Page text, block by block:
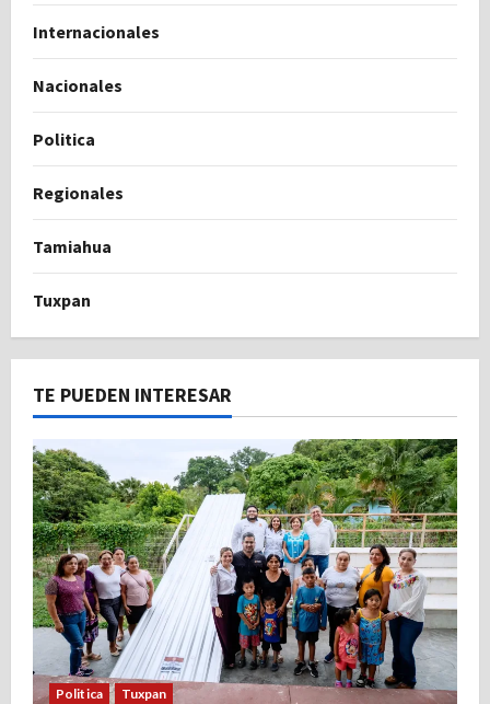
Internacionales
Nacionales
Politica
Regionales
Tamiahua
Tuxpan
TE PUEDEN INTERESAR
Politica Tuxpan